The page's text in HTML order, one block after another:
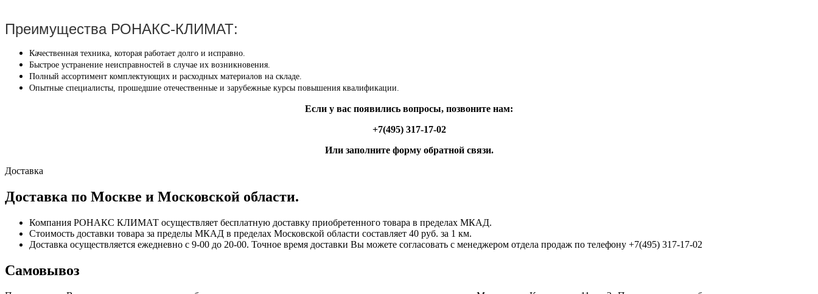
Преимущества РОНАКС-КЛИМАТ:
Качественная техника, которая работает долго и исправно.
Быстрое устранение неисправностей в случае их возникновения.
Полный ассортимент комплектующих и расходных материалов на складе.
Опытные специалисты, прошедшие отечественные и зарубежные курсы повышения квалификации.
Если у вас появились вопросы, позвоните нам:
+7(495) 317-17-02
Или заполните форму обратной связи.
Доставка
Доставка по Москве и Московской области.
Компания РОНАКС КЛИМАТ осуществляет бесплатную доставку приобретенного товара в пределах МКАД.
Стоимость доставки товара за пределы МКАД в пределах Московской области составляет 40 руб. за 1 км.
Доставка осуществляется ежедневно с 9-00 до 20-00. Точное время доставки Вы можете согласовать с менеджером отдела продаж по телефону +7(495) 317-17-02
Самовывоз